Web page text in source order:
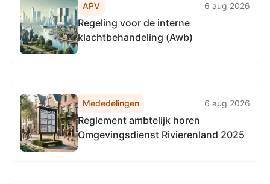
APV 6 aug 2026
Regeling voor de interne
klachtbehandeling (Awb)
Mededelingen 6 aug 2026
Reglement ambtelijk horen
Omgevingsdienst Rivierenland 2025